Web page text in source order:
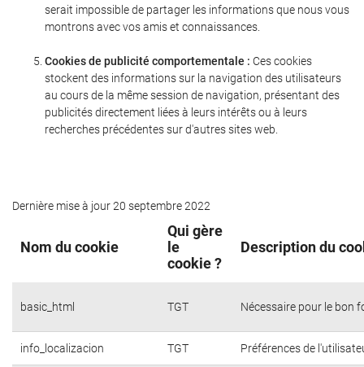
serait impossible de partager les informations que nous vous
montrons avec vos amis et connaissances.
Cookies de publicité comportementale : Ces cookies
stockent des informations sur la navigation des utilisateurs
au cours de la même session de navigation, présentant des
publicités directement liées à leurs intérêts ou à leurs
recherches précédentes sur d'autres sites web.
Dernière mise à jour 20 septembre 2022
Nom du cookie
Qui gère
le
cookie ?
Description du
basic_html TGT Nécessaire pour le bon
info_localizacion TGT Préférences de